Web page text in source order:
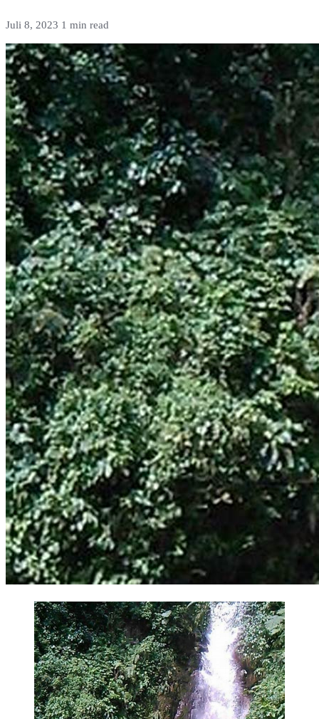
Juli 8, 2023 1 min read